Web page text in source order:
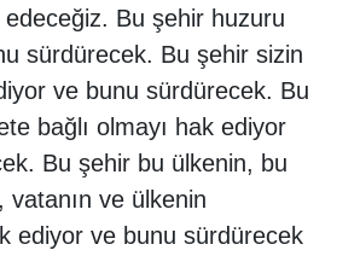
Bu şehir huzuru
sürdürecek. Bu şehir sizin
ve bunu sürdürecek. Bu
bağlı olmayı hak ediyor
Bu şehir bu ülkenin, bu
vatanın ve ülkenin
ediyor ve bunu sürdürecek